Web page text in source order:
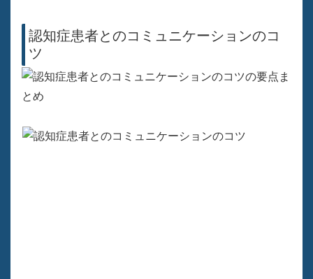
認知症患者とのコミュニケーションのコ
ツ